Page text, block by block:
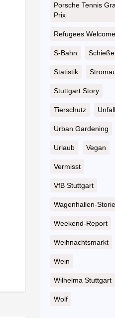
Porsche Tennis
Prix
Refugees Welcome
S-Bahn
Statistik
Stuttgart Story
Tierschutz Unfall
Urban Gardening
Urlaub Vegan
Vermisst
VfB Stuttgart
Wagenhallen-
Weekend-Report
Weihnachtsmarkt
Wein
Wilhelma Stuttgart
Wolf